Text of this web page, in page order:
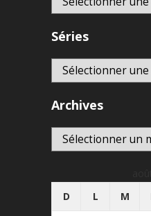
Séries
Archives
Archives
D
L M